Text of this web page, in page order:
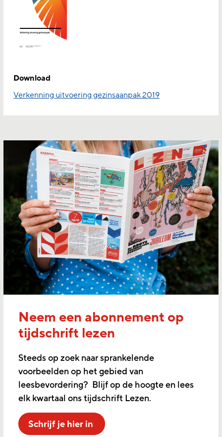
Download
Verkenning uitvoering gezinsaanpak 2019
Neem een abonnement op
tijdschrift lezen
Steeds op zoek naar sprankelende
voorbeelden op het gebied van
leesbevordering? Blijf op de hoogte en lees
elk kwartaal ons tijdschrift Lezen.
Schrijf je hier in